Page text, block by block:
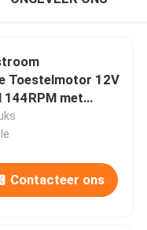
Toestelmotor 12V
144RPM met
Contacteer ons